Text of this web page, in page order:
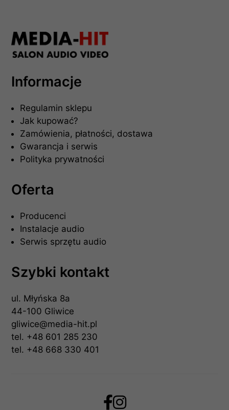
Informacje
Regulamin sklepu
Jak kupować?
Zamówienia, płatności, dostawa
Gwarancja i serwis
Polityka prywatności
Oferta
Producenci
Instalacje audio
Serwis sprzętu audio
Szybki kontakt
ul. Młyńska 8a
44-100 Gliwice
gliwice@media-hit.pl
tel. +48 601 285 230
tel. +48 668 330 401